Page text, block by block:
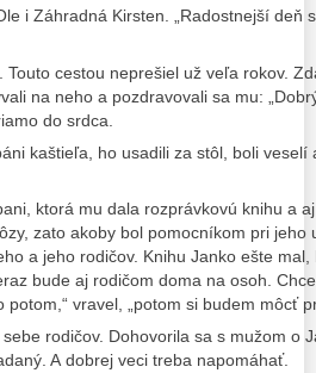
i Záhradná Kirsten. „Radostnejší deň
Touto cestou neprešiel už veľa rokov.
na neho a pozdravovali sa mu:
do srdca.
kaštieľa, ho usadili za stôl, boli veselí
ktorá mu dala rozprávkovú knihu a
zato akoby bol pomocníkom pri jeho
a jeho rodičov. Knihu Janko ešte
bude aj rodičom doma na osoh.
potom,“ vravel, „potom si budem môcť
rodičov. Dohovorila sa s mužom o
A dobrej veci treba napomáhať.